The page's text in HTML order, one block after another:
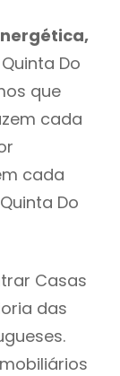
Do
que
cada
cada
Do
Casas
das